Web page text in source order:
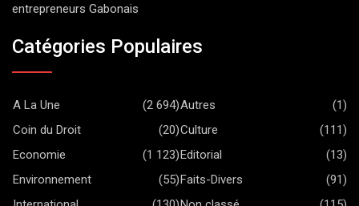
entrepreneurs Gabonais
Catégories Populaires
A La Une (2 694)Autres
(1)
Coin du Droit
(20)Culture
(111)
Economie
(1 123) Editorial
(13)
Environnement
(55) Faits-Divers
(91)